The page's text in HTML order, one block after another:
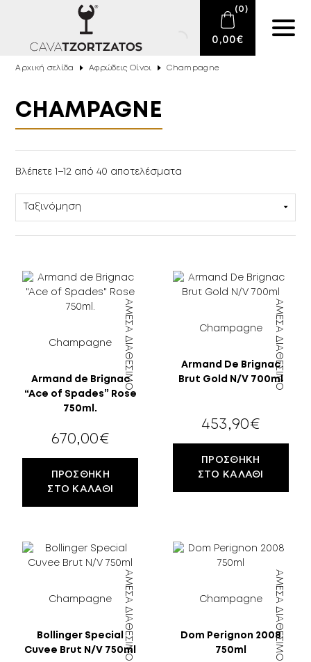
(0)
0,00€
ΑΦΡΏΔΕΙΣ ΟΊΝΟΙ
ΚΡΑΣΊ
BARTENDING
DELICATESSEN
ΠΕΡΙΣΣΌΤΕΡΑ
ΚΕΛΆΡΙ
EN GR
Αρχική σελίδα Αφρώδεις Οίνοι Champagne
BRAND
XΏΡΑ ΠΡΟΈΛΕΥΣΗΣ
ΦΙΛΤΡΆΡΙΣΜΑ
CHAMPAGNE
Βλέπετε 1–12 από 40 αποτελέσματα
Champagne
Armand de Brignac
“Ace of Spades” Rose
750ml.
ΆΜΕΣΑ ΔΙΑΘΈΣΙΜΟ
670,00€
ΠΡΟΣΘΉΚΗ
ΣΤΟ ΚΑΛΆΘΙ
Champagne
Armand De Brignac
Brut Gold N/V 700ml
ΆΜΕΣΑ ΔΙΑΘΈΣΙΜΟ
453,90€
ΠΡΟΣΘΉΚΗ
ΣΤΟ ΚΑΛΆΘΙ
Champagne
Bollinger Special
Cuvee Brut N/V 750ml
ΆΜΕΣΑ ΔΙΑΘΈΣΙΜΟ Champagne
Dom Perignon 2008
750ml
ΆΜΕΣΑ ΔΙΑΘΈΣΙΜΟ